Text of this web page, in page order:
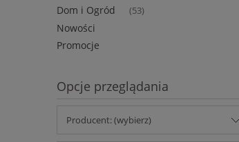
Dom i Ogród (53)
Nowości
Promocje
Opcje przeglądania
Producent: (wybierz)